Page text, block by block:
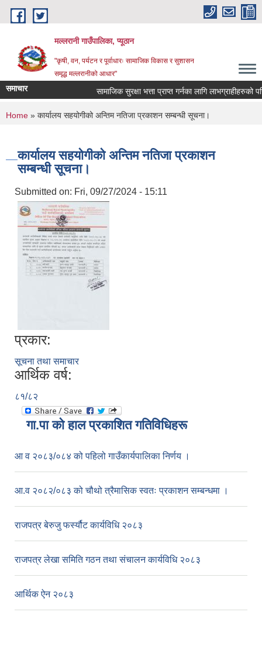
Skip to main content
मल्लरानी गाउँपालिका, प्यूठान
"कृषी, वन, पर्यटन र पूर्वाधारः सामाजिक विकास र सुशासन
समृद्ध मल्लरानीको आधार"
समाचार सामाजिक सुरक्षा भत्ता प्राप्त गर्नका लागि लाभग्राहीहरुको
You are here
Home » कार्यालय सहयोगीको अन्तिम नतिजा प्रकाशन सम्बन्धी सूचना।
कार्यालय सहयोगीको अन्तिम नतिजा प्रकाशन
सम्बन्धी सूचना।
Submitted on: Fri, 09/27/2024 - 15:11
प्रकार:
सूचना तथा समाचार
आर्थिक वर्ष:
८१/८२
गा.पा काे हाल प्रकाशित गतिविधिहरू
आ व २०८३/०८४ को पहिलो गाउँकार्यपालिका निर्णय ।
आ.व २०८२/०८३ को चौथो त्रैमासिक स्वतः प्रकाशन सम्बन्धमा ।
राजपत्र बेरुजु फर्स्यौट कार्यविधि २०८३
राजपत्र लेखा समिति गठन तथा संचालन कार्यविधि २०८३
आर्थिक ऐन २०८३